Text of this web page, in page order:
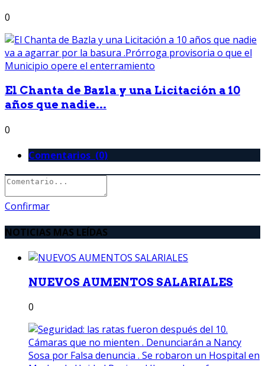
0
El Chanta de Bazla y una Licitación a 10
años que nadie...
0
Comentarios (0)
Confirmar
NOTICIAS MAS LEÍDAS
NUEVOS AUMENTOS SALARIALES
0